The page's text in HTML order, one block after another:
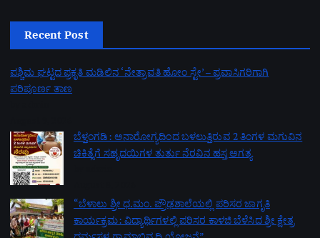
Recent Post
ಪಶ್ಚಿಮ ಘಟ್ಟದ ಪ್ರಕೃತಿ ಮಡಿಲಿನ ‘ನೇತ್ರಾವತಿ ಹೋಂ ಸ್ಟೇ’ – ಪ್ರವಾಸಿಗರಿಗಾಗಿ
ಪರಿಪೂರ್ಣ ತಾಣ
ಬೆಳ್ತಂಗಡಿ: ಅನಾರೋಗ್ಯದಿಂದ ಬಳಲುತ್ತಿರುವ 2 ತಿಂಗಳ ಮಗುವಿನ
ಚಿಕಿತ್ಸೆಗೆ ಸಹೃದಯಿಗಳ ತುರ್ತು ನೆರವಿನ ಹಸ್ತ ಅಗತ್ಯ
“ಬೆಳಾಲು ಶ್ರೀ ಧ.ಮಂ. ಪ್ರೌಢಶಾಲೆಯಲ್ಲಿ ಪರಿಸರ ಜಾಗೃತಿ
ಕಾರ್ಯಕ್ರಮ: ವಿದ್ಯಾರ್ಥಿಗಳಲ್ಲಿ ಪರಿಸರ ಕಾಳಜಿ ಬೆಳೆಸಿದ ಶ್ರೀ ಕ್ಷೇತ್ರ